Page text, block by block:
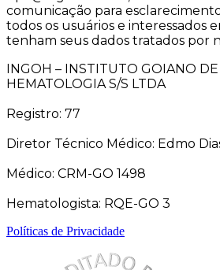
comunicação para
todos os usuários e interessados
tenham seus dados tratados por
INGOH – INSTITUTO GOIANO
HEMATOLOGIA S/S LTDA
Registro: 77
Diretor Técnico Médico: Edmo
Médico: CRM-GO 1498
Hematologista: RQE-GO 3
Políticas de Privacidade